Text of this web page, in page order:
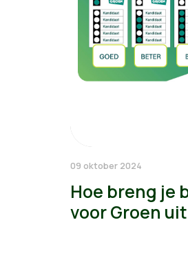
09 oktober 2024
Hoe breng je
voor Groen